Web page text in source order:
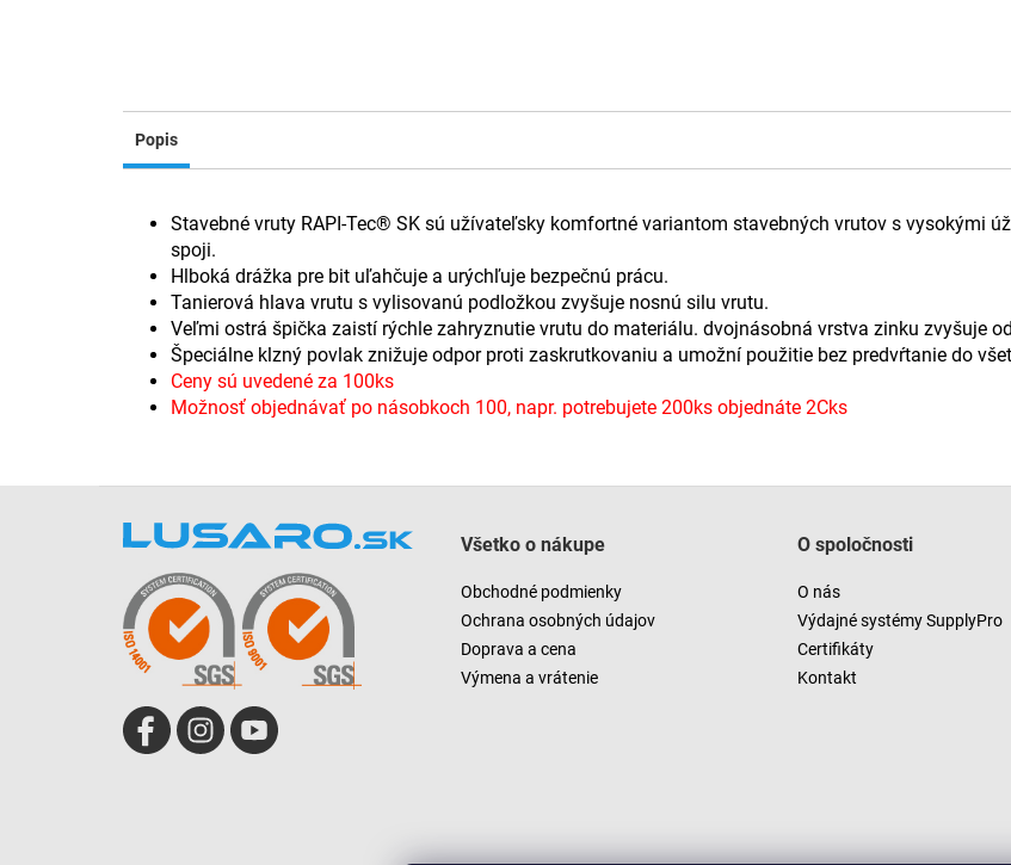
Popis
Stavebné vruty RAPI-Tec® SK sú užívateľsky komfortné variantom stavebných vrutov s vysokými
spoji.
Hlboká drážka pre bit uľahčuje a urýchľuje bezpečnú prácu.
Tanierová hlava vrutu s vylisovanú podložkou zvyšuje nosnú silu vrutu.
Veľmi ostrá špička zaistí rýchle zahryznutie vrutu do materiálu. dvojnásobná vrstva zinku zvyšuje
Špeciálne klzný povlak znižuje odpor proti zaskrutkovaniu a umožní použitie bez predvŕtanie do
Ceny sú uvedené za 100ks
Možnosť objednávať po násobkoch 100, napr. potrebujete 200ks objednáte 2Cks
Všetko o nákupe
Obchodné podmienky
Ochrana osobných údajov
Doprava a cena
Výmena a vrátenie
O spoločnosti
O nás
Výdajné systémy SupplyPro
Certifikáty
Kontakt